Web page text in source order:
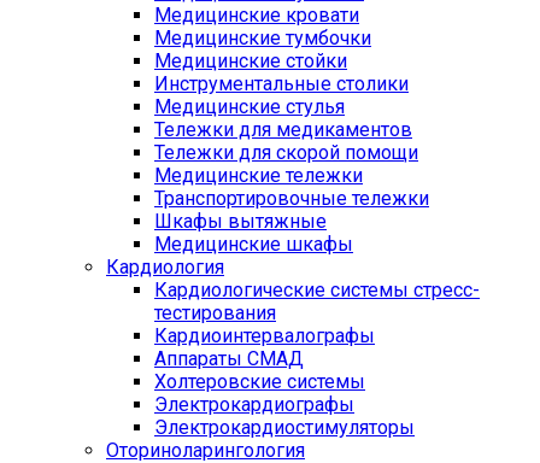
Медицинские кровати
Медицинские тумбочки
Медицинские стойки
Инструментальные столики
Медицинские стулья
Тележки для медикаментов
Тележки для скорой помощи
Медицинские тележки
Транспортировочные тележки
Шкафы вытяжные
Медицинские шкафы
Кардиология
Кардиологические системы стресс-
тестирования
Кардиоинтервалографы
Аппараты СМАД
Холтеровские системы
Электрокардиографы
Электрокардиостимуляторы
Оториноларингология